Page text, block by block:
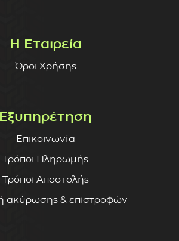
Η Εταιρεία
Όροι Χρήσης
Εξυπηρέτηση
Επικοινωνία
Τρόποι Πληρωμής
Τρόποι Αποστολής
ακύρωσης & επιστροφών